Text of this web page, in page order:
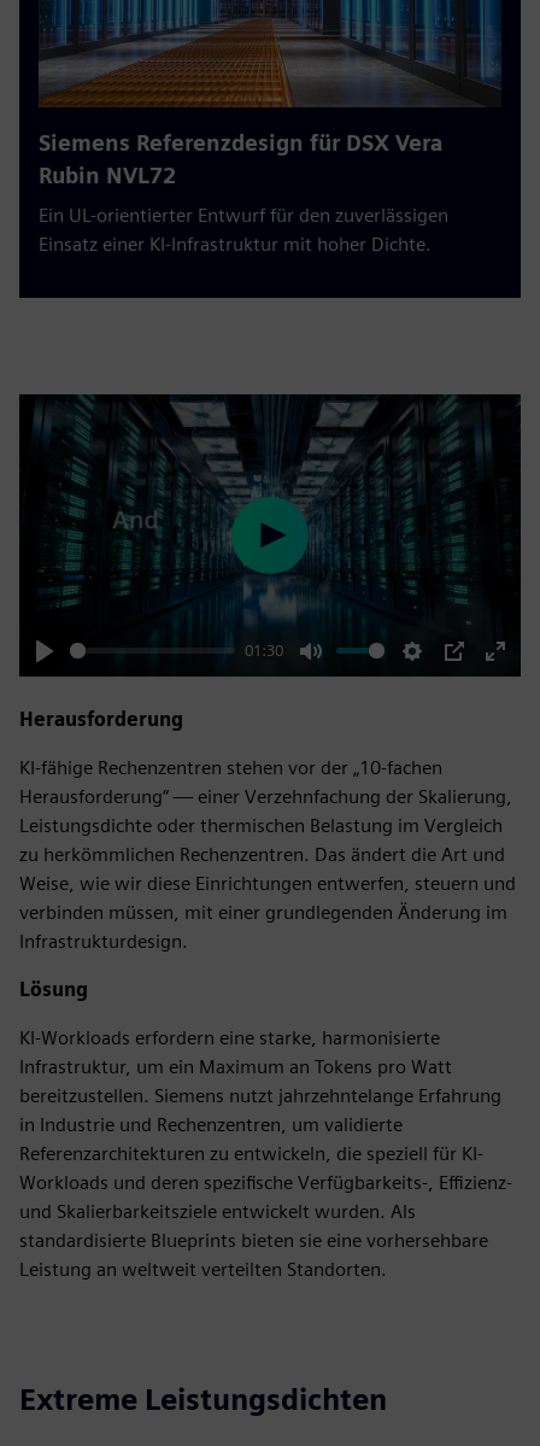
Siemens Referenzdesign für DSX Vera
Rubin NVL72
Ein UL-orientierter Entwurf für den zuverlässigen
Einsatz einer KI-Infrastruktur mit hoher Dichte.
Play
01:30
Mute Settings
PIP
Enter
Play
Herausforderung
KI-fähige Rechenzentren stehen vor der „10-fachen
Herausforderung“ — einer Verzehnfachung der Skalierung,
Leistungsdichte oder thermischen Belastung im Vergleich
zu herkömmlichen Rechenzentren. Das ändert die Art und
Weise, wie wir diese Einrichtungen entwerfen, steuern und
verbinden müssen, mit einer grundlegenden Änderung im
Infrastrukturdesign.
Lösung
KI-Workloads erfordern eine starke, harmonisierte
Infrastruktur, um ein Maximum an Tokens pro Watt
bereitzustellen. Siemens nutzt jahrzehntelange Erfahrung
in Industrie und Rechenzentren, um validierte
Referenzarchitekturen zu entwickeln, die speziell für KI-
Workloads und deren spezifische Verfügbarkeits-, Effizienz-
und Skalierbarkeitsziele entwickelt wurden. Als
standardisierte Blueprints bieten sie eine vorhersehbare
Leistung an weltweit verteilten Standorten.
Extreme Leistungsdichten